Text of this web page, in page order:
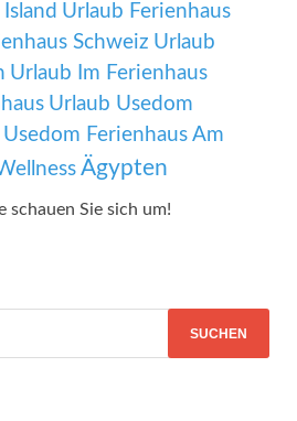
Urlaub Ferienhaus
Schweiz Urlaub
Urlaub Im Ferienhaus
Urlaub Usedom
Ferienhaus Am
Ägypten
schauen Sie sich um!